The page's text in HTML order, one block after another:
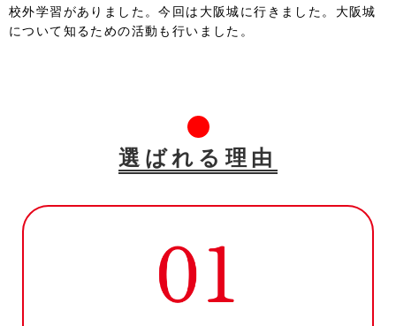
校外学習がありました。今回は大阪城に行きました。大阪城
について知るための活動も行いました。
選ばれる理由